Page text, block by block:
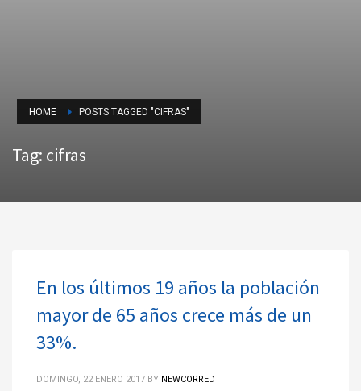
HOME POSTS TAGGED "CIFRAS"
Tag: cifras
En los últimos 19 años la población
mayor de 65 años crece más de un
33%.
DOMINGO, 22 ENERO 2017 BY NEWCORRED